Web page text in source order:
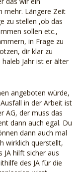
mehr. Längere Zeit
zu stellen ,ob das
sollen etc.,
in Frage zu
dir klar zu
Jahr ist er älter
angeboten würde,
in der Arbeit ist
AG, der muss das
dann auch egal. Du
dann auch mal
wirklich querstellt,
JA hilft sicher aus
des JA für die